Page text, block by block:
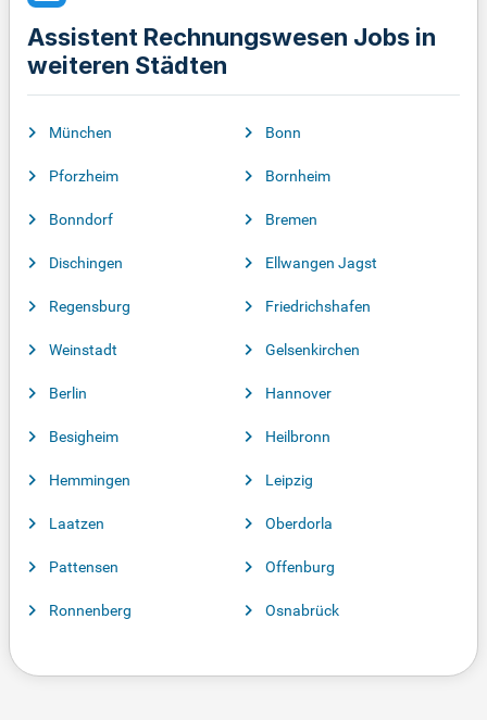
Assistent Rechnungswesen Jobs in
weiteren Städten
München
Pforzheim
Bonndorf
Dischingen
Regensburg
Weinstadt
Berlin
Besigheim
Hemmingen
Laatzen
Pattensen
Ronnenberg
Bonn
Bornheim
Bremen
Ellwangen Jagst
Friedrichshafen
Gelsenkirchen
Hannover
Heilbronn
Leipzig
Oberdorla
Offenburg
Osnabrück